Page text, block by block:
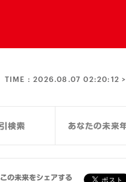
TIME :2026.08.07 02:20:12 >
この未来をシェアする